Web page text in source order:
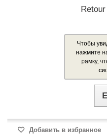
Чтобы
нажмите
рамку,
Добавить в избранное